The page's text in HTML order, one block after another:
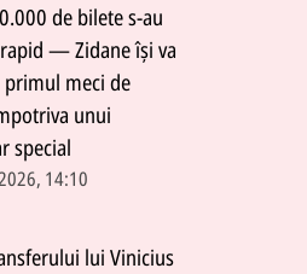
de bilete s-au
— Zidane își va
meci de
unui
special
14:10
lui Vinicius